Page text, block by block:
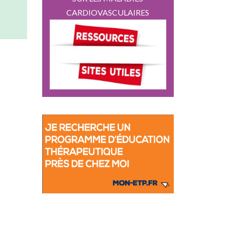
CARDIOVASCULAIRES